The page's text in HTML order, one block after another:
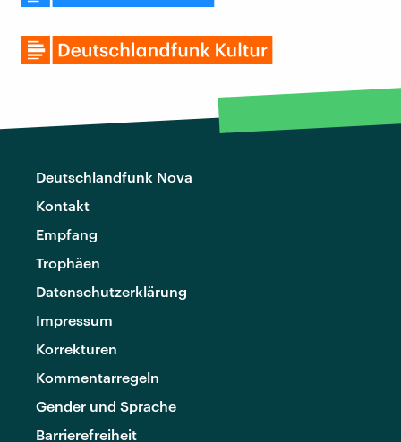
Deutschlandfunk Nova
Kontakt
Empfang
Trophäen
Datenschutzerklärung
Impressum
Korrekturen
Kommentarregeln
Gender und Sprache
Barrierefreiheit